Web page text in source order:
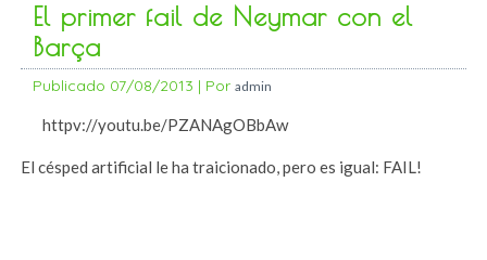
El primer fail de Neymar con el
Barça
Publicado 07/08/2013 | Por admin
httpv://youtu.be/PZANAgOBbAw
El césped artificial le ha traicionado, pero es igual: FAIL!